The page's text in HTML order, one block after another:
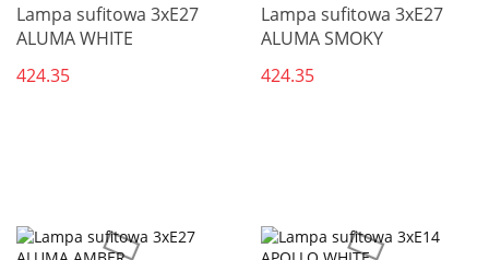
Lampa sufitowa 3xE27
ALUMA WHITE
424.35
Lampa sufitowa 3xE27
ALUMA SMOKY
424.35